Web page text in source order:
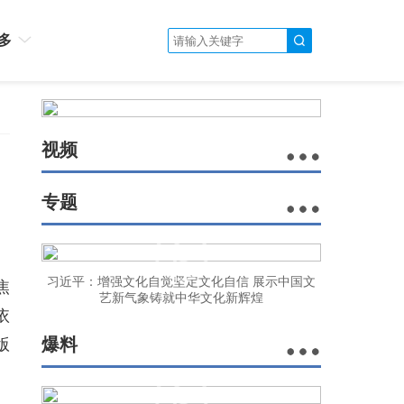
视频
专题
习近平：增强文化自觉坚定文化自信 展示中国文
艺新气象铸就中华文化新辉煌
爆料